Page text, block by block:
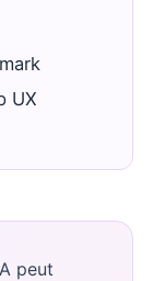
UX
peut